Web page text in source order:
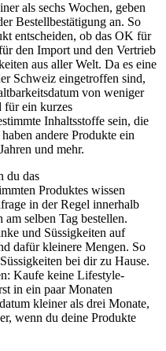
als sechs Wochen, geben
Bestellbestätigung an. So
entscheiden, ob das OK für
den Import und den Vertrieb
aus aller Welt. Da es eine
Schweiz eingetroffen sind,
von weniger
für ein kurzes
Inhaltsstoffe sein, die
andere Produkte ein
und mehr.
du das
Produktes wissen
in der Regel innerhalb
selben Tag bestellen.
und Süssigkeiten auf
dafür kleinere Mengen. So
bei dir zu Hause.
Kaufe keine Lifestyle-
in ein paar Monaten
kleiner als drei Monate,
wenn du deine Produkte